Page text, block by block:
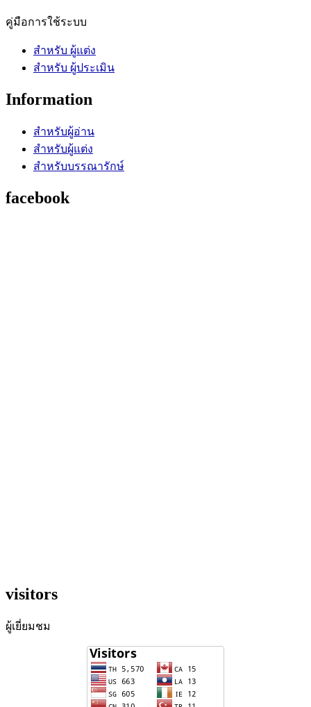
คู่มือการใช้ระบบ
สำหรับ ผู้แต่ง
สำหรับ ผู้ประเมิน
Information
สำหรับผู้อ่าน
สำหรับผู้แต่ง
สำหรับบรรณารักษ์
facebook
visitors
ผู้เยี่ยมชม